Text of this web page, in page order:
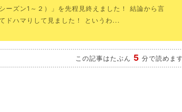
ーズン1～２）」を先程見終えました！ 結論から言
ドハマりして見ました！ というわ...
この記事はたぶん 5 分で読めます